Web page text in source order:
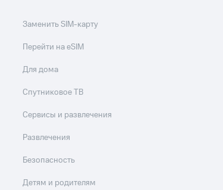
Заменить SIM-карту
Перейти на eSIM
Для дома
Спутниковое ТВ
Сервисы и развлечения
Развлечения
Безопасность
Детям и родителям